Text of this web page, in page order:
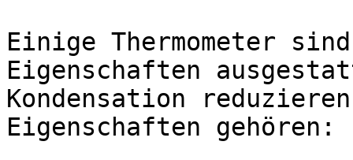
Einige Thermometer
Eigenschaften
Kondensation
Eigenschaften gehören: